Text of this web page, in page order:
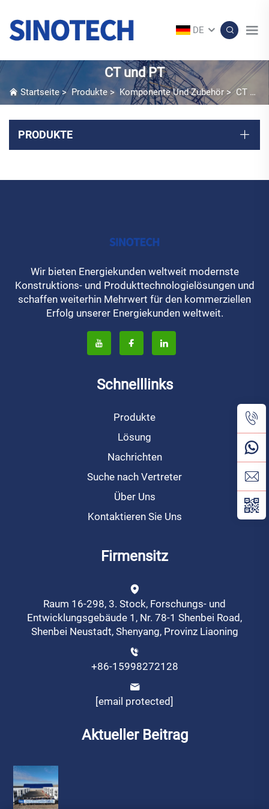
DE
CT und PT
Startseite> Produkte > Komponente Und Zubehör>CT und PT
PRODUKTE
Wir bieten Energiekunden weltweit modernste
Konstruktions- und Produkttechnologielösungen und
schaffen weiterhin Mehrwert für den kommerziellen
Erfolg unserer Energiekunden weltweit.
Schnelllinks
Produkte
Lösung
Nachrichten
Suche nach Vertreter
Über Uns
Kontaktieren Sie Uns
Firmensitz
Raum 16-298, 3. Stock, Forschungs- und
Entwicklungsgebäude 1, Nr. 78-1 Shenbei Road,
Shenbei Neustadt, Shenyang, Provinz Liaoning
+86-15998272128
[email protected]
Aktueller Beitrag